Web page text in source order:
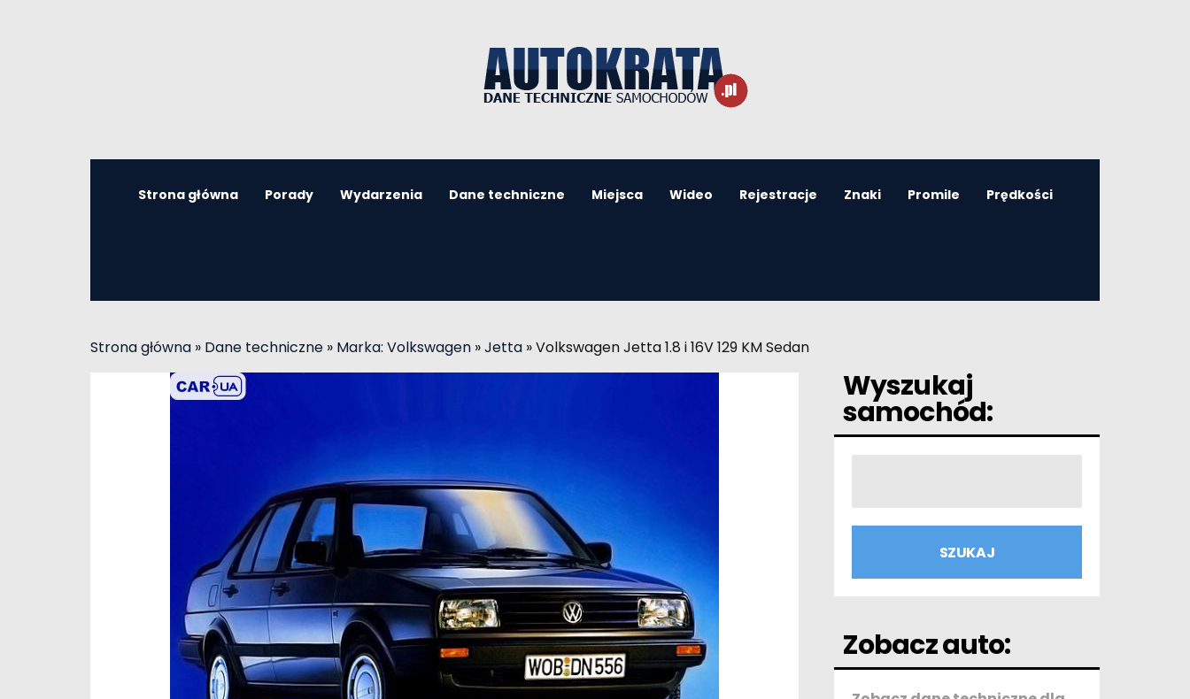
Strona główna Porady Wydarzenia Dane techniczne Miejsca Wideo Rejestracje Znaki Promile Prędkości
Strona główna » Dane techniczne » Marka: Volkswagen »Jetta »Volkswagen Jetta 1.8 i 16V 129 KM Sedan
Wyszukaj
samochód:
Zobacz auto: